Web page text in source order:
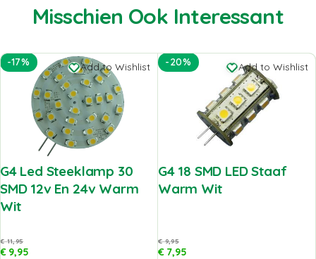
Misschien Ook Interessant
-17% Add to Wishlist
G4 Led Steeklamp 30
SMD 12v En 24v Warm
Wit
€11,95
€9,95
-20% Add to Wishlist
G4 18 SMD LED Staaf
Warm Wit
€9,95
€7,95